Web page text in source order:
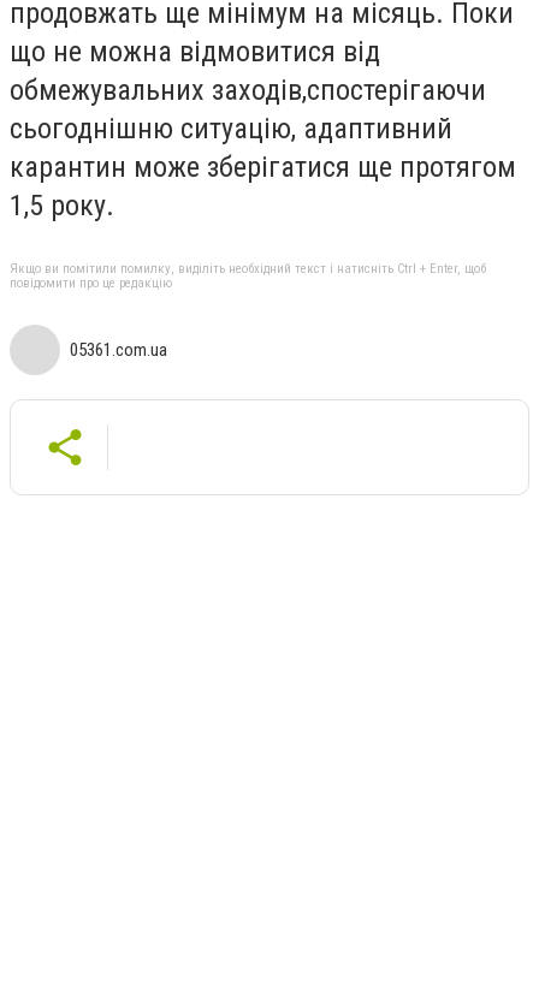
продовжать ще мінімум на місяць. Поки
що не можна відмовитися від
обмежувальних заходів,спостерігаючи
сьогоднішню ситуацію, адаптивний
карантин може зберігатися ще протягом
1,5 року.
Якщо ви помітили помилку, виділіть необхідний текст і натисніть Ctrl + Enter, щоб
повідомити про це редакцію
05361.com.ua